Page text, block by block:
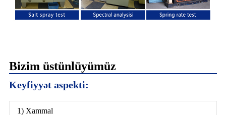
Bizim üstünlüyümüz
Keyfiyyət aspekti:
1) Xammal